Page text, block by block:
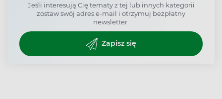
Jeśli interesują Cię tematy z tej lub innych kategorii
zostaw swój adres e-mail i otrzymuj bezpłatny
newsletter.
Zapisz się